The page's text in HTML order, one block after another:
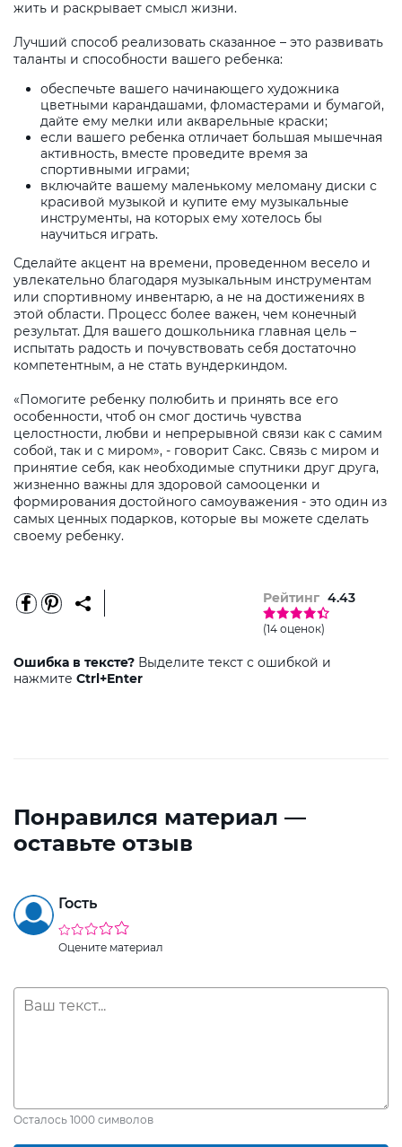
жить и раскрывает смысл жизни.
Лучший способ реализовать сказанное – это развивать
таланты и способности вашего ребенка:
обеспечьте вашего начинающего художника
цветными карандашами, фломастерами и бумагой,
дайте ему мелки или акварельные краски;
если вашего ребенка отличает большая мышечная
активность, вместе проведите время за
спортивными играми;
включайте вашему маленькому меломану диски с
красивой музыкой и купите ему музыкальные
инструменты, на которых ему хотелось бы
научиться играть.
Сделайте акцент на времени, проведенном весело и
увлекательно благодаря музыкальным инструментам
или спортивному инвентарю, а не на достижениях в
этой области. Процесс более важен, чем конечный
результат. Для вашего дошкольника главная цель –
испытать радость и почувствовать себя достаточно
компетентным, а не стать вундеркиндом.
«Помогите ребенку полюбить и принять все его
особенности, чтоб он смог достичь чувства
целостности, любви и непрерывной связи как с самим
собой, так и с миром», - говорит Сакс. Связь с миром и
принятие себя, как необходимые спутники друг друга,
жизненно важны для здоровой самооценки и
формирования достойного самоуважения - это один из
самых ценных подарков, которые вы можете сделать
своему ребенку.
Рейтинг 4.43
(14 оценок)
Ошибка в тексте? Выделите текст с ошибкой и
нажмите Ctrl+Enter
Понравился материал —
оставьте отзыв
Гость
Оцените материал
Осталось 1000 символов